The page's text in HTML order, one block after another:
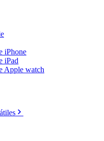
iPhone
iPad
Apple watch